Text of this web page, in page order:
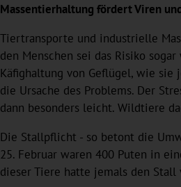
Massentierhaltung fördert Viren
Tiertransporte und industrielle
den Menschen sei das Risiko
Käfighaltung von Geflügel, wie
die Ursache des Problems. Der
dann besonders leicht. Wildtiere
Die Stallpflicht - so betont die
25. Februar waren 400 Puten in
dieser Tiere hatte jemals den